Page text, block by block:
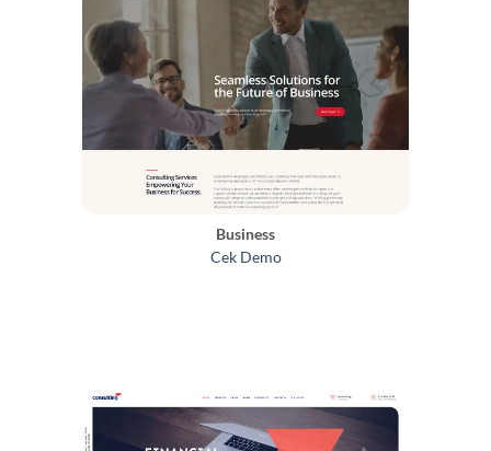
Business
Cek Demo